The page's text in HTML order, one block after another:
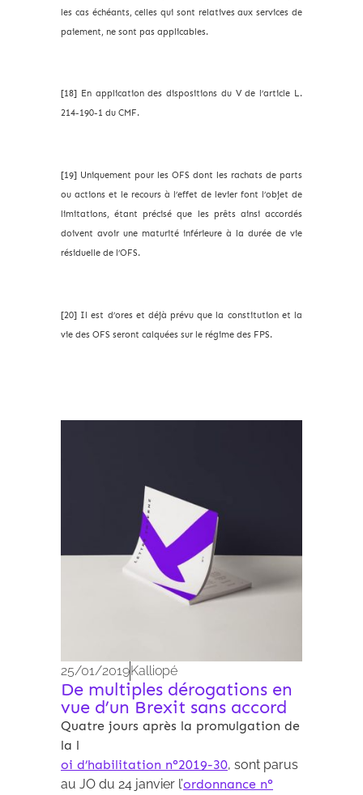
les cas échéants, celles qui sont relatives aux services de
paiement, ne sont pas applicables.
[18] En application des dispositions du V de l’article L.
214-190-1 du CMF.
[19] Uniquement pour les OFS dont les rachats de parts
ou actions et le recours à l’effet de levier font l’objet de
limitations, étant précisé que les prêts ainsi accordés
doivent avoir une maturité inférieure à la durée de vie
résiduelle de l’OFS.
[20] Il est d’ores et déjà prévu que la constitution et la
vie des OFS seront calquées sur le régime des FPS.
25/01/2019Kalliopé
De multiples dérogations en
vue d’un Brexit sans accord
Quatre jours après la promulgation de
la l
oi d’habilitation n°2019-30, sont parus
au JO du 24 janvier l’ordonnance n°